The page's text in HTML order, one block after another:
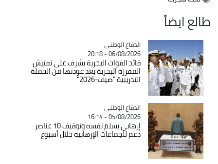
طالع ايضاً
Catégorie
الدفاع الوطني
06/08/2026 - 20:18
قائد القوات البحرية يشرف على تفتيش
المفرزة البحرية بعد عودتها من الحملة
التدريبية "صيف-2026"
Catégorie
الدفاع الوطني
05/08/2026 - 16:14
إرهابي يسلم نفسه وتوقيف 10 عناصر
دعم للجماعات الإرهابية خلال أسبوع